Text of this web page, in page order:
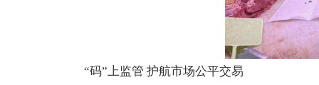
“码”上监管 护航市场公平交易